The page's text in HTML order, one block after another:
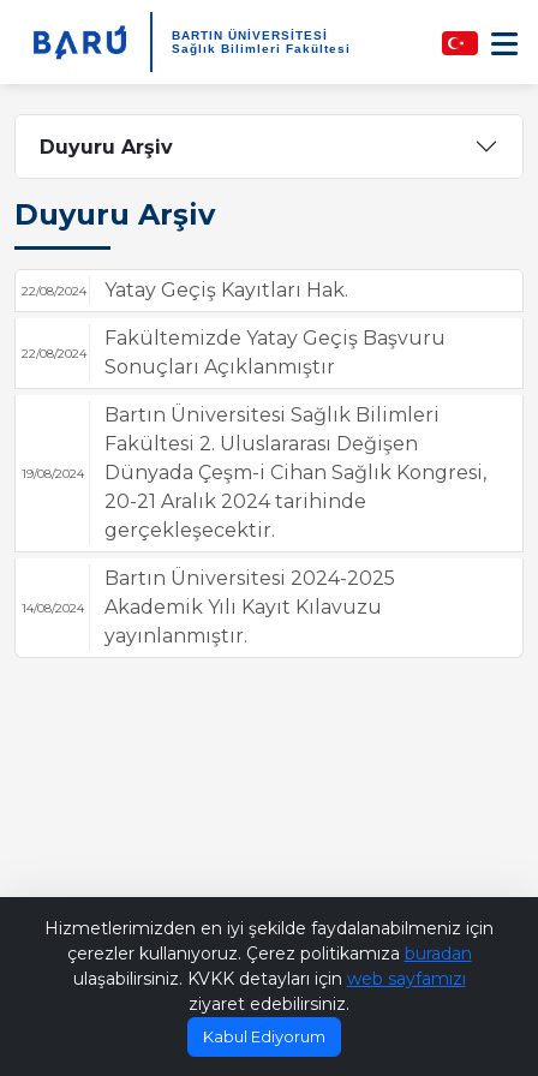
BARTIN ÜNİVERSİTESİ
Sağlık Bilimleri Fakültesi
Duyuru Arşiv
Duyuru Arşiv
22/08/2024 Yatay Geçiş Kayıtları Hak.
22/08/2024
Fakültemizde Yatay Geçiş Başvuru
Sonuçları Açıklanmıştır
19/08/2024
Bartın Üniversitesi Sağlık Bilimleri
Fakültesi 2. Uluslararası Değişen
Dünyada Çeşm-i Cihan Sağlık Kongresi,
20-21 Aralık 2024 tarihinde
gerçekleşecektir.
14/08/2024
Bartın Üniversitesi 2024-2025
Akademik Yılı Kayıt Kılavuzu
yayınlanmıştır.
Hizmetlerimizden en iyi şekilde faydalanabilmeniz için
çerezler kullanıyoruz. Çerez politikamıza buradan
ulaşabilirsiniz. KVKK detayları için web sayfamızı
ziyaret edebilirsiniz.
Kabul Ediyorum
Bana Soru Sor | Ask Me